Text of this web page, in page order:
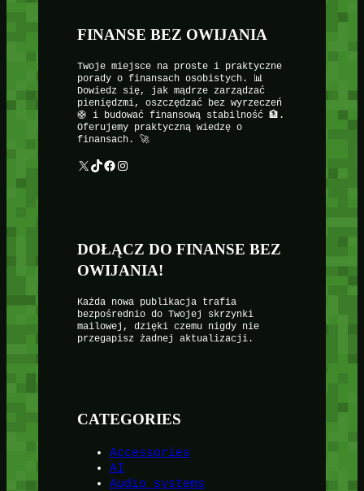
FINANSE BEZ OWIJANIA
Twoje miejsce na proste i praktyczne
porady o finansach osobistych. 📊
Dowiedz się, jak mądrze zarządzać
pieniędzmi, oszczędzać bez wyrzeczeń
🛟 i budować finansową stabilność 🏦.
Oferujemy praktyczną wiedzę o
finansach. 🚀
X TikTok Facebook Instagram
DOŁĄCZ DO FINANSE BEZ
OWIJANIA!
Każda nowa publikacja trafia
bezpośrednio do Twojej skrzynki
mailowej, dzięki czemu nigdy nie
przegapisz żadnej aktualizacji.
CATEGORIES
Accessories
AI
Audio systems